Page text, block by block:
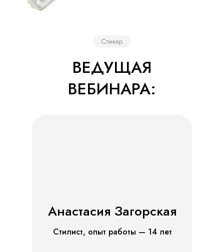
Анастасия Загорская
Стилист, опыт работы — 14 лет
ВЕДУЩАЯ
ВЕБИНАРА: